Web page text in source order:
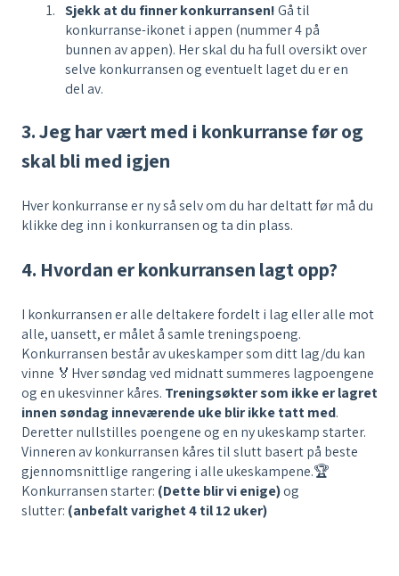
Sjekk at du finner konkurransen!Gå til
konkurranse-ikonet i appen (nummer 4 på
bunnen av appen). Her skal du ha full oversikt over
selve konkurransen og eventuelt laget du er en
del av.
3. Jeg har vært med i konkurranse før og
skal bli med igjen
Hver konkurranse er ny så selv om du har deltatt før må du
klikke deg inn i konkurransen og ta din plass.
4. Hvordan er konkurransen lagt opp?
I konkurransen er alle deltakere fordelt i lag eller alle mot
alle, uansett, er målet å samle treningspoeng.
Konkurransen består av ukeskamper som ditt lag/du kan
vinne 🏅Hver søndag ved midnatt summeres lagpoengene
og en ukesvinner kåres. Treningsøkter som ikke er lagret
innen søndag inneværende uke blir ikke tatt med.
Deretter nullstilles poengene og en ny ukeskamp starter.
Vinneren av konkurransen kåres til slutt basert på beste
gjennomsnittlige rangering i alle ukeskampene.🏆
Konkurransen starter: (Dette blir vi enige)og
slutter: (anbefalt varighet 4 til 12 uker)